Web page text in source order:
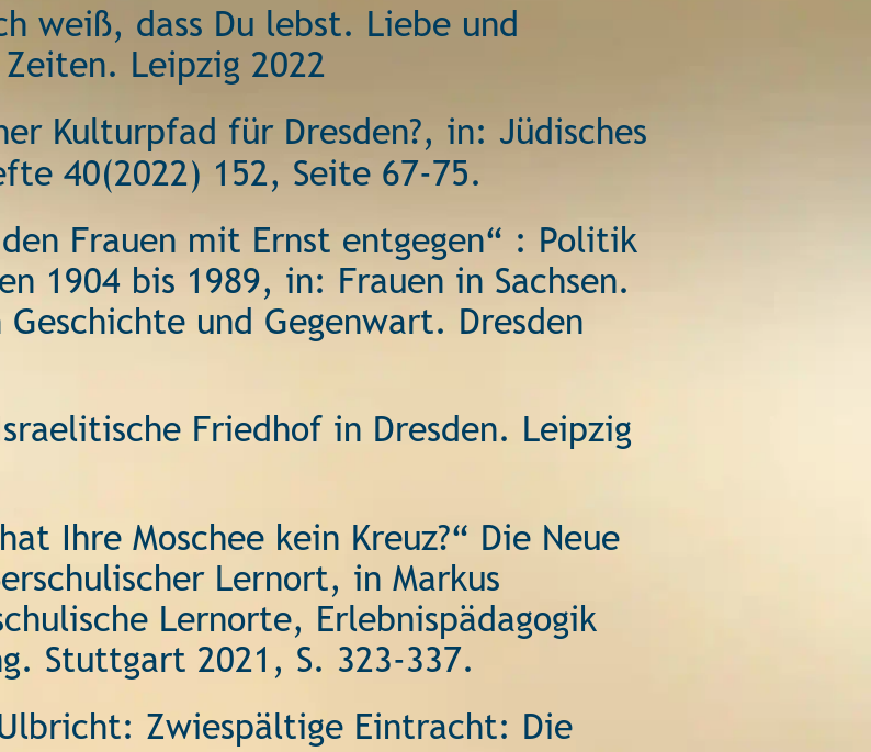
weiß, dass Du lebst. Liebe und
Leipzig 2022
Kulturpfad für Dresden?, in: Jüdisches
40(2022) 152, Seite 67-75.
Frauen mit Ernst entgegen“ : Politik
1904 bis 1989, in: Frauen in Sachsen.
und Gegenwart. Dresden
Friedhof in Dresden. Leipzig
Ihre Moschee kein Kreuz?“ Die Neue
Lernort, in Markus
Lernorte, Erlebnispädagogik
Stuttgart 2021, S. 323-337.
Zwiespältige Eintracht: Die